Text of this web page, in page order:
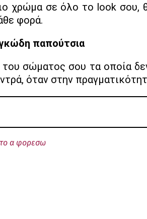
χρώμα σε όλο το look σου,
φορά.
παπούτσια
σώματος σου τα οποία
όταν στην
το α φορεσω